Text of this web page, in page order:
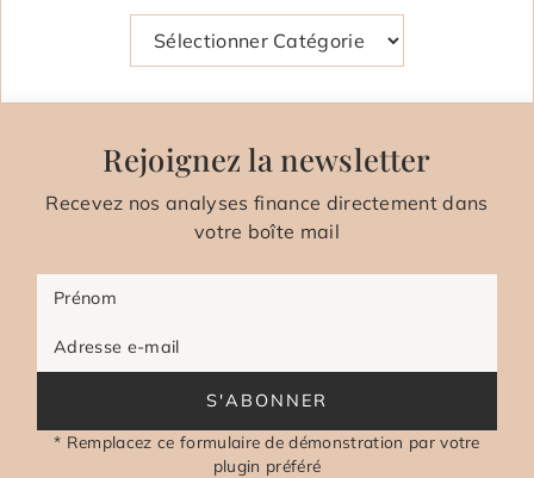
Rejoignez la newsletter
Recevez nos analyses finance directement dans
votre boîte mail
Prénom
Adresse e-mail
S'ABONNER
* Remplacez ce formulaire de démonstration par votre
plugin préféré